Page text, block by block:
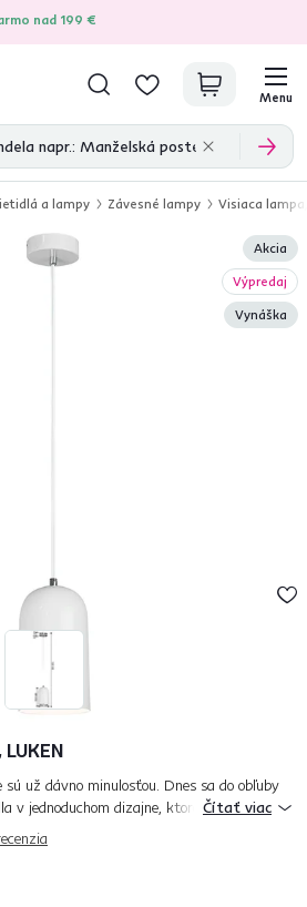
nad 199 €
overených produktových recenzií
Menu
a lampy Závesné lampy Visiaca
Akcia
Výpredaj
Vynáška
už dávno minulosťou. Dnes sa do obľuby
v jednoduchom dizajne, ktoré dokážu
visiacu lampu LUKEN, ktorá...
Čítať viac